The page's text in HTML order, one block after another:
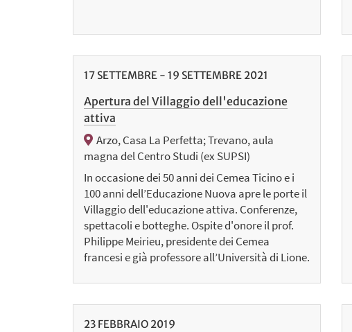
17SETTEMBRE- 19 SETTEMBRE 2021
Apertura del Villaggio dell'educazione
attiva
Arzo, Casa La Perfetta; Trevano, aula
magna del Centro Studi (ex SUPSI)
In occasione dei 50 anni dei Cemea Ticino e i
100 anni dell’Educazione Nuova apre le porte il
Villaggio dell'educazione attiva. Conferenze,
spettacoli e botteghe. Ospite d'onore il prof.
Philippe Meirieu, presidente dei Cemea
francesi e già professore all’Università di Lione.
23FEBBRAIO 2019